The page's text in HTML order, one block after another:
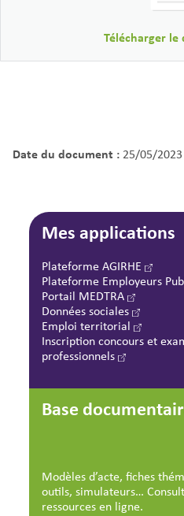
Télécharger
Date du document : 25/05/2023
Mes applications
Plateforme AGIRHE
Plateforme Employeurs
Portail MEDTRA
Données sociales
Emploi territorial
Inscription concours et
professionnels
Base
Modèles d’acte, fiches
outils, simulateurs…
ressources en ligne.